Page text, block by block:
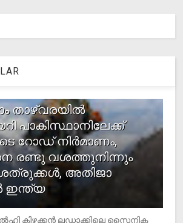
താഴ്‌വരയിൽ
പാകിസ്ഥാനിലേക്ക്
റോഡ് നിർമാണം,
രണ്ടു വശത്തുനിന്നും
അതിജാ​
ഇന്ത്യ
കിഴക്കൻ ലഡാക്കിലെ സൈനിക